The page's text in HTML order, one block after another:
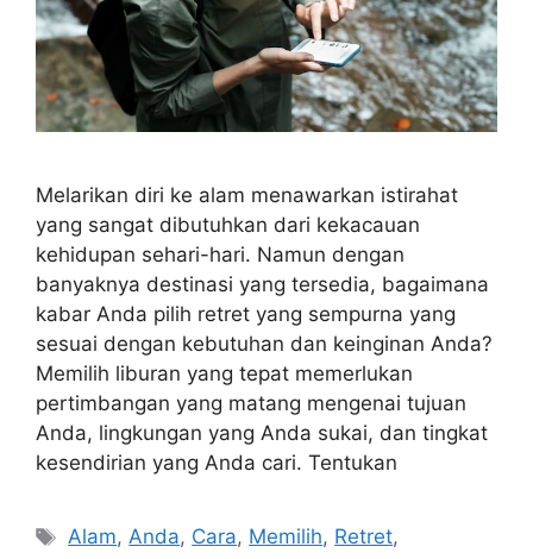
Melarikan diri ke alam menawarkan istirahat
yang sangat dibutuhkan dari kekacauan
kehidupan sehari-hari. Namun dengan
banyaknya destinasi yang tersedia, bagaimana
kabar Anda pilih retret yang sempurna yang
sesuai dengan kebutuhan dan keinginan Anda?
Memilih liburan yang tepat memerlukan
pertimbangan yang matang mengenai tujuan
Anda, lingkungan yang Anda sukai, dan tingkat
kesendirian yang Anda cari. Tentukan
Tags
Alam,Anda, Cara, Memilih, Retret,